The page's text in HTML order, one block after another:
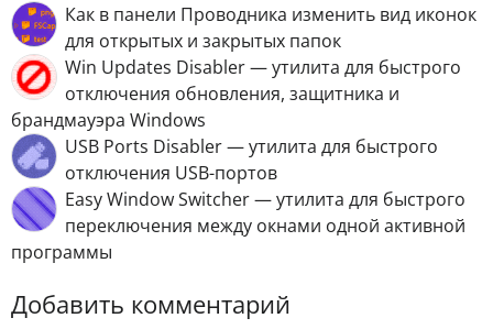
Как в панели Проводника изменить вид иконок
для открытых и закрытых папок
Win Uрdаtеs Disabler — утилита для быстрого
отключения обновления, защитника и
брандмауэра Windows
USB Ports Disabler — утилита для быстрого
отключения USB-портов
Easy Window Switcher — утилита для быстрого
переключения между окнами одной активной
программы
Добавить комментарий